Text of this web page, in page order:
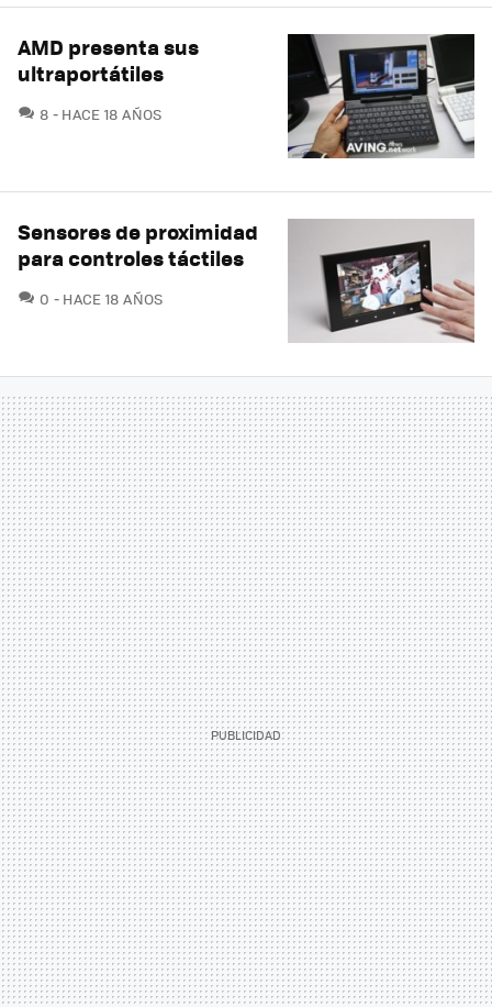
AMD presenta sus
ultraportátiles
8 COMENTARIOS
HACE 18 AÑOS
Sensores de proximidad
para controles táctiles
0 COMENTARIOS
HACE 18 AÑOS